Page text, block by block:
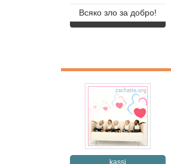
Всяко зло за добро!
kassi